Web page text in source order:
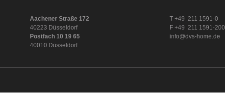
Aachener Straße 172
40223 Düsseldorf
Postfach 10 19 65
40010 Düsseldorf
T +49 211 1591-0
F +49 211 1591-200
info@dvs-home.de